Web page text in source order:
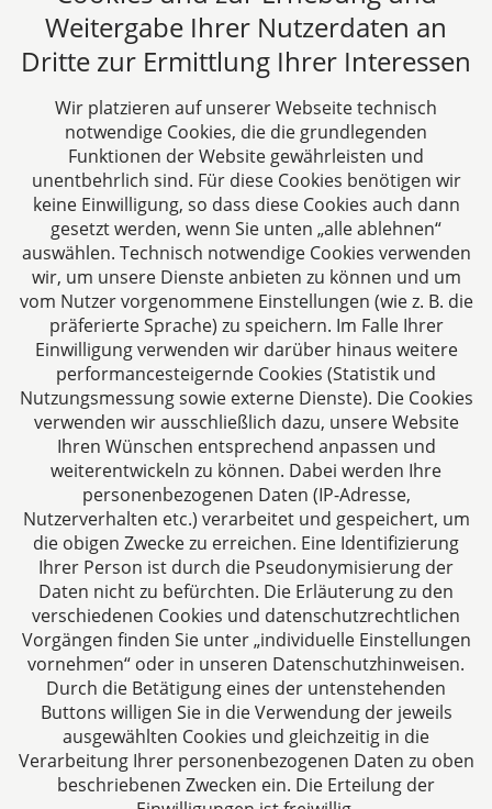
Über uns
DH&K ist Ihre erfahrene Wirtschaftskanzlei aus
Aachen. Wir denken unternehmerisch und
verstehen uns als Full-Service-Dienstleister. Rechts-
und Steuerberatung auf höchstem Niveau in einer
persönlichen Beratungs- und Arbeitsatmosphäre
sind die Zielsetzungen unserer täglichen Arbeit.
Folgen Sie uns auf
Das europäische Kanzlei-Netzwerk
Impressum
Datenschutzerklärung
Weitergabe Ihrer Nutzerdaten an
Dritte zur Ermittlung Ihrer Interessen
Wir platzieren auf unserer Webseite technisch
notwendige Cookies, die die grundlegenden
Funktionen der Website gewährleisten und
unentbehrlich sind. Für diese Cookies benötigen wir
keine Einwilligung, so dass diese Cookies auch dann
gesetzt werden, wenn Sie unten „alle ablehnen“
auswählen. Technisch notwendige Cookies verwenden
wir, um unsere Dienste anbieten zu können und um
vom Nutzer vorgenommene Einstellungen (wie z. B. die
präferierte Sprache) zu speichern. Im Falle Ihrer
Einwilligung verwenden wir darüber hinaus weitere
performancesteigernde Cookies (Statistik und
Nutzungsmessung sowie externe Dienste). Die Cookies
verwenden wir ausschließlich dazu, unsere Website
Ihren Wünschen entsprechend anpassen und
weiterentwickeln zu können. Dabei werden Ihre
personenbezogenen Daten (IP-Adresse,
Nutzerverhalten etc.) verarbeitet und gespeichert, um
die obigen Zwecke zu erreichen. Eine Identifizierung
Ihrer Person ist durch die Pseudonymisierung der
Daten nicht zu befürchten. Die Erläuterung zu den
verschiedenen Cookies und datenschutzrechtlichen
Vorgängen finden Sie unter „individuelle Einstellungen
vornehmen“ oder in unseren Datenschutzhinweisen.
Durch die Betätigung eines der untenstehenden
Buttons willigen Sie in die Verwendung der jeweils
ausgewählten Cookies und gleichzeitig in die
Verarbeitung Ihrer personenbezogenen Daten zu oben
beschriebenen Zwecken ein. Die Erteilung der